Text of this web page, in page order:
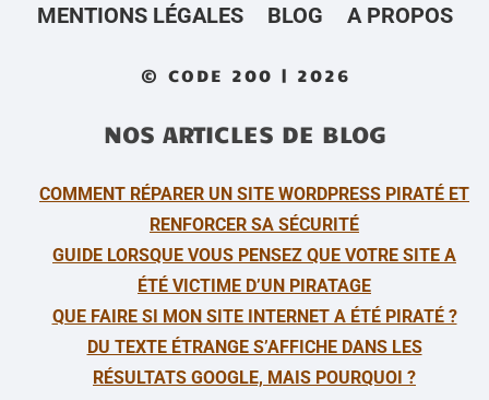
MENTIONS LÉGALES BLOG A PROPOS
© CODE 200 | 2026
NOS ARTICLES DE BLOG
COMMENT RÉPARER UN SITE WORDPRESS PIRATÉ ET
RENFORCER SA SÉCURITÉ
GUIDE LORSQUE VOUS PENSEZ QUE VOTRE SITE A
ÉTÉ VICTIME D’UN PIRATAGE
QUE FAIRE SI MON SITE INTERNET A ÉTÉ PIRATÉ ?
DU TEXTE ÉTRANGE S’AFFICHE DANS LES
RÉSULTATS GOOGLE, MAIS POURQUOI ?